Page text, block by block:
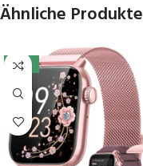
Ähnliche Produkte
-10%